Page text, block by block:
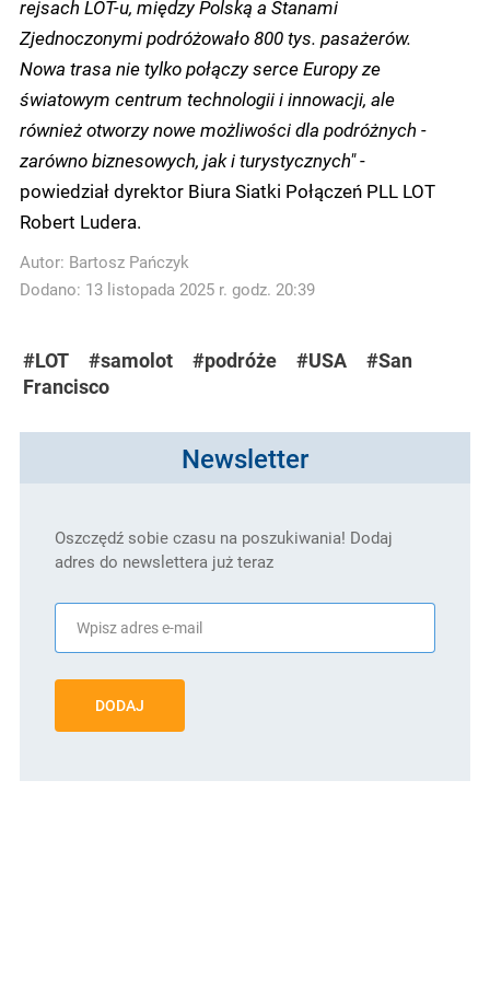
rejsach LOT-u, między Polską a Stanami
Zjednoczonymi podróżowało 800 tys. pasażerów.
Nowa trasa nie tylko połączy serce Europy ze
światowym centrum technologii i innowacji, ale
również otworzy nowe możliwości dla podróżnych -
zarówno biznesowych, jak i turystycznych"-
powiedział dyrektor Biura Siatki Połączeń PLL LOT
Robert Ludera.
Autor: Bartosz Pańczyk
Dodano: 13 listopada 2025 r. godz. 20:39
#LOT #samolot #podróże #USA
#San
Francisco
Newsletter
Oszczędź sobie czasu na poszukiwania! Dodaj
adres do newslettera już teraz
DODAJ